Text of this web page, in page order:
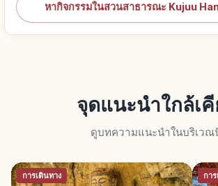
หากิจกรรมในสวนสาธารณะ Kujuu
จุดแนะนำใกล้เคี
ดูบทความแนะนำในบริเวณ
การเดินทาง การ